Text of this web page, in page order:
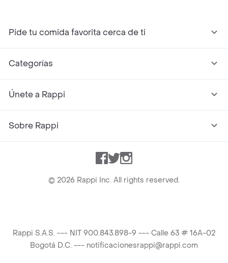
Pide tu comida favorita cerca de ti
Categorías
Únete a Rappi
Sobre Rappi
Facebook
TwitterInstagram
© 2026 Rappi Inc. All rights reserved.
Rappi S.A.S. --- NIT 900.843.898-9 --- Calle 63 # 16A-02
Bogotá D.C. --- notificacionesrappi@rappi.com